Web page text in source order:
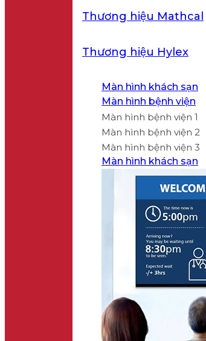
Thương hiệu Mathcal
Thương hiệu Hylex
Màn hình khách sạn
Màn hình bệnh viện
Màn hình bệnh viện 1
Màn hình bệnh viện 2
Màn hình bệnh viện 3
Màn hình khách sạn